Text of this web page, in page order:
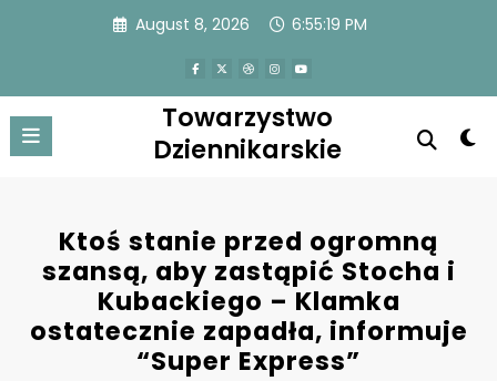
August 8, 2026 6:55:19 PM
Towarzystwo
Dziennikarskie
Ktoś stanie przed ogromną
szansą, aby zastąpić Stocha i
Kubackiego – Klamka
ostatecznie zapadła, informuje
“Super Express”